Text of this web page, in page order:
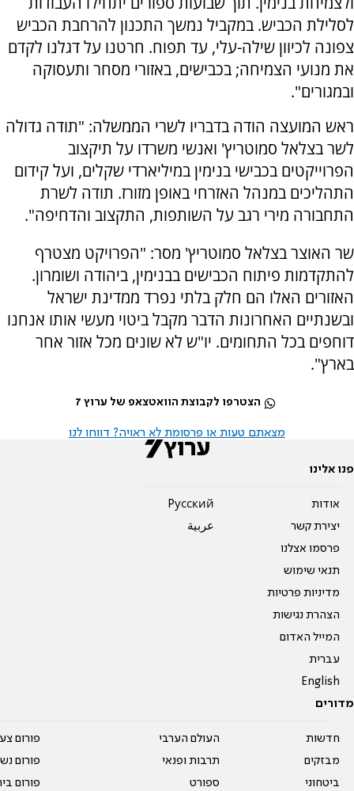
לסלילת הכביש. במקביל נמשך התכנון להרחבת הכביש
צפונה לכיוון שילה-עלי, עד תפוח. חרטנו על דגלנו לקדם
את מנועי הצמיחה; בכבישים, באזורי מסחר ותעסוקה
ובמגורים".
ראש המועצה הודה בדבריו לשרי הממשלה: "תודה גדולה
לשר בצלאל סמוטריץ' ואנשי משרדו על תיקצוב
הפרוייקטים בכבישי בנימין במיליארדי שקלים, ועל קידום
התהליכים במנהל האזרחי באופן מזורז. תודה לשרת
התחבורה מירי רגב על השותפות, התקצוב והדחיפה".
שר האוצר בצלאל סמוטריץ' מסר: "הפרויקט מצטרף
להתקדמות פיתוח הכבישים בבנימין, ביהודה ושומרון.
האזורים האלו הם חלק בלתי נפרד ממדינת ישראל
ובשנתיים האחרונות הדבר מקבל ביטוי מעשי אותו אנחנו
דוחפים בכל התחומים. יו"ש לא שונים מכל אזור אחר
בארץ".
הצטרפו לקבוצת הוואטצאפ של ערוץ 7
מצאתם טעות או פרסומת לא ראויה? דווחו לנו
פנו אלינו
אודות
יצירת קשר
פרסמו אצלנו
תנאי שימוש
מדיניות פרטיות
הצהרת נגישות
המייל האדום
עברית
English
Pусский
عربية
מדורים
חדשות
מבזקים
ביטחוני
העולם הערבי
תרבות ופנאי
ספורט
פורום
פורום
פורום